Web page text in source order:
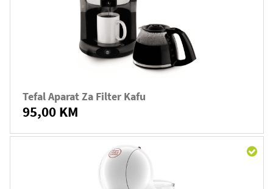
Tefal Aparat Za Filter Kafu
95,00 KM